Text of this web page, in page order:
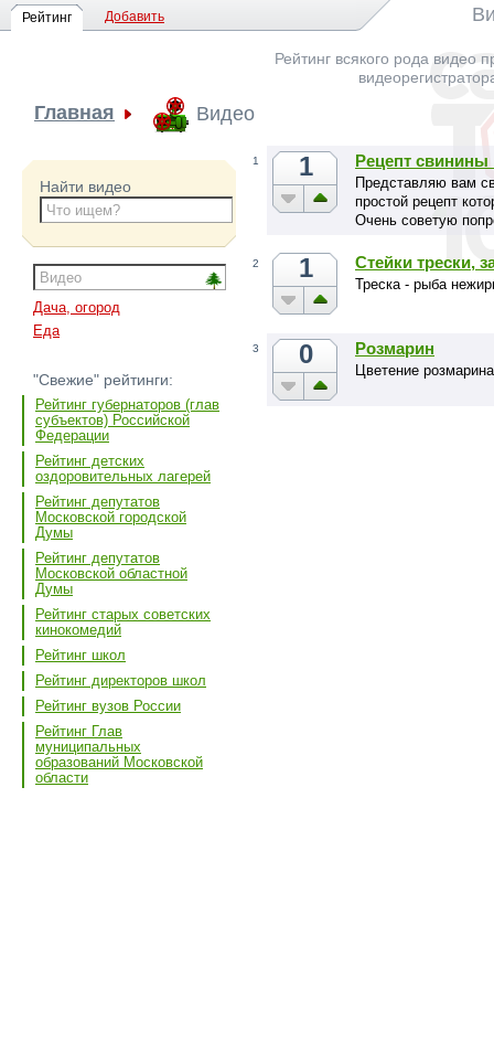
Рейтинг Добавить
Рейтинг всякого рода видео
Главная Видео
Найти видео
Дача, огород
Еда
"Свежие" рейтинги:
Рейтинг губернаторов (глав
субъектов) Российской
Федерации
Рейтинг детских
оздоровительных лагерей
Рейтинг депутатов
Московской городской
Думы
Рейтинг депутатов
Московской областной
Думы
Рейтинг старых советских
кинокомедий
Рейтинг школ
Рейтинг директоров школ
Рейтинг вузов России
Рейтинг Глав
муниципальных
образований Московской
области
1 1 Рецепт свинины
Представляю вам
простой рецепт
Очень советую
2 1 Стейки трески,
Треска - рыба
3 0 Розмарин
Цветение розмарина